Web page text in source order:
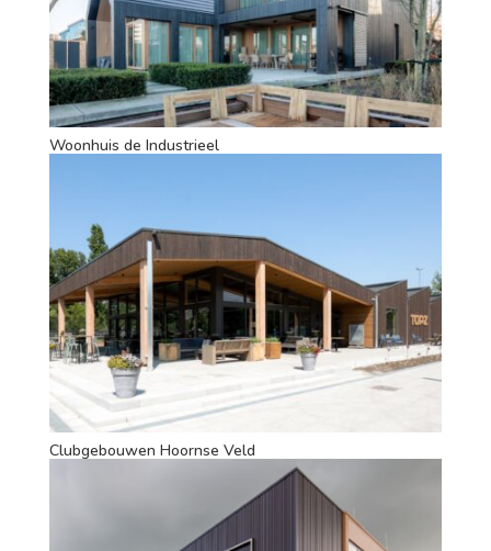
Woonhuis de Industrieel
Clubgebouwen Hoornse Veld